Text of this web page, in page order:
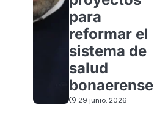
para
reformar el
sistema de
salud
bonaerense
29 junio, 2026